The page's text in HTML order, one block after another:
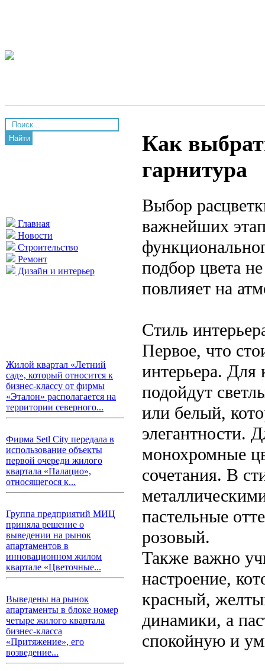
Найти
Главная
Новости
Строительство
Ремонт
Дизайн и интерьер
Жилой квартал «Летний
сад», который относится к
бизнес-классу от фирмы
«Эталон» располагается на
территории северного...
Фирма Setl City передала в
использование объекты
первой очереди жилого
квартала «Палацио»,
относящегося к...
Группа предприятий МИЦ
приняла решение о
выведении на рынок
апартаментов в
инновационном жилом
квартале «Цветочные...
Выведены на рынок
апартаменты в блоке номер
четыре жилого квартала
бизнес-класса
«Притяжение», его
возведение...
Как
гарнитура
Выбор
важнейших
подбор цвета
повлияет на
Стиль
Первое, что
интерьера. Для
подойдут
или белый,
элегантности.
монохромные
сочетания. В
пастельные
розовый.
Также важно
настроение,
красный,
динамики, а
спокойную и